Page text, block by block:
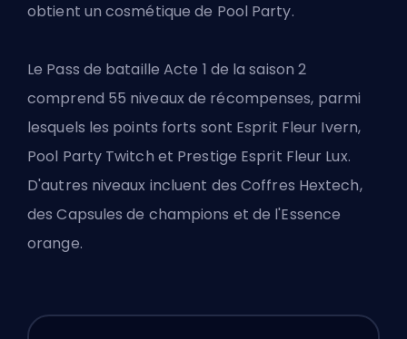
obtient un cosmétique de Pool Party.
Le Pass de bataille Acte 1 de la saison 2
comprend 55 niveaux de récompenses, parmi
lesquels les points forts sont Esprit Fleur Ivern,
Pool Party Twitch et Prestige Esprit Fleur Lux.
D'autres niveaux incluent des Coffres Hextech,
des Capsules de champions et de l'Essence
orange.